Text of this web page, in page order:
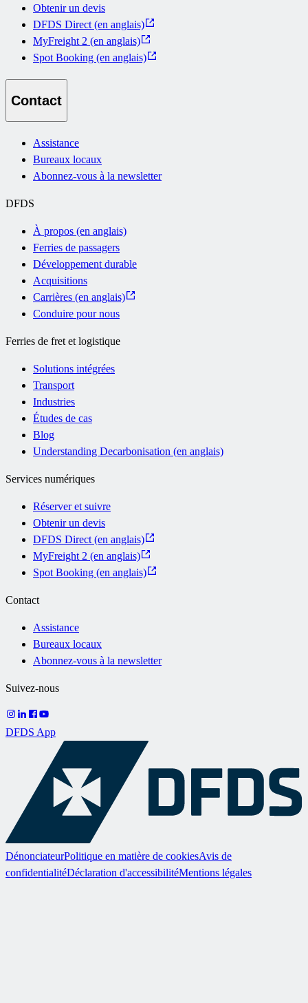
Obtenir un devis
DFDS Direct (en anglais)
MyFreight 2 (en anglais)
Spot Booking (en anglais)
Contact
Assistance
Bureaux locaux
Abonnez-vous à la newsletter
DFDS
À propos (en anglais)
Ferries de passagers
Développement durable
Acquisitions
Carrières (en anglais)
Conduire pour nous
Ferries de fret et logistique
Solutions intégrées
Transport
Industries
Études de cas
Blog
Understanding Decarbonisation (en anglais)
Services numériques
Réserver et suivre
Obtenir un devis
DFDS Direct (en anglais)
MyFreight 2 (en anglais)
Spot Booking (en anglais)
Contact
Assistance
Bureaux locaux
Abonnez-vous à la newsletter
Suivez-nous
DFDS App
DénonciateurPolitique en matière de cookiesAvis de
confidentialitéDéclaration d'accessibilitéMentions légales